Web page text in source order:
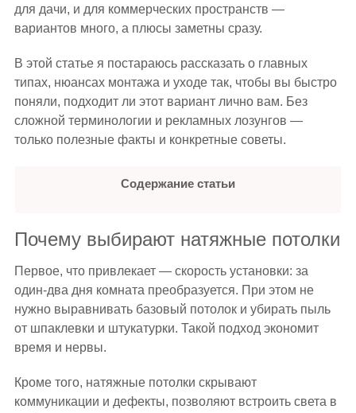
для дачи, и для коммерческих пространств —
вариантов много, а плюсы заметны сразу.
В этой статье я постараюсь рассказать о главных
типах, нюансах монтажа и уходе так, чтобы вы быстро
поняли, подходит ли этот вариант лично вам. Без
сложной терминологии и рекламных лозунгов —
только полезные факты и конкретные советы.
Содержание статьи
Почему выбирают натяжные потолки
Первое, что привлекает — скорость установки: за
один-два дня комната преобразуется. При этом не
нужно выравнивать базовый потолок и убирать пыль
от шпаклевки и штукатурки. Такой подход экономит
время и нервы.
Кроме того, натяжные потолки скрывают
коммуникации и дефекты, позволяют встроить света в